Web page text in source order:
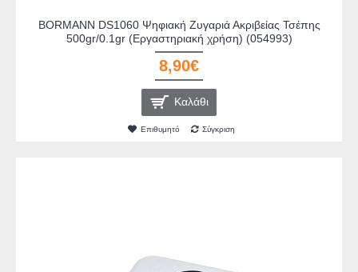
BORMANN DS1060 Ψηφιακή Ζυγαριά Ακριβείας Τσέπης
500gr/0.1gr (Εργαστηριακή χρήση) (054993)
8,90€
Καλάθι
Επιθυμητό Σύγκριση